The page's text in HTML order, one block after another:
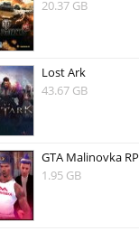
20.37 GB
Lost Ark
43.67 GB
GTA Malinovka RP
1.95 GB